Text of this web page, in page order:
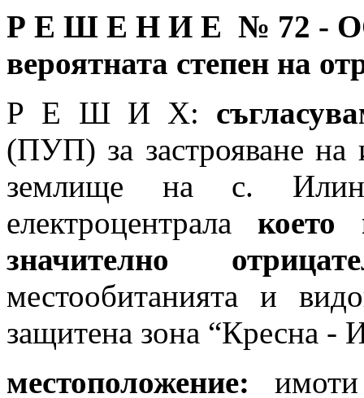
Р Е Ш Е Н И Е № 72 -
вероятната степен на
Р Е Ш И Х:
(ПУП) за застрояване
землище на с.
електроцентрала което
значително
местообитанията и
защитена зона “Кресна -
местоположение: